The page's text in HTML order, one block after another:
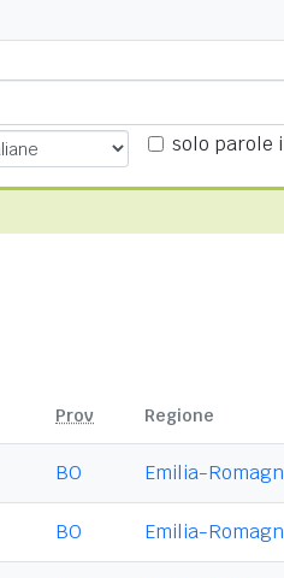
solo parole
Prov Regione
BO Emilia-
BO Emilia-